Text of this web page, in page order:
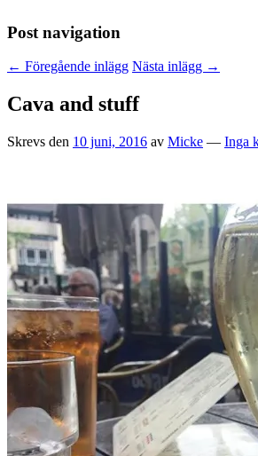
Post navigation
← Föregående inlägg Nästa inlägg →
Cava and stuff
Skrevs den 10 juni, 2016 av Micke — Inga